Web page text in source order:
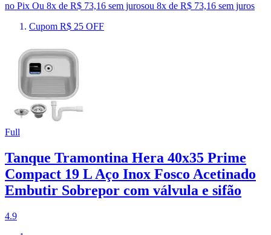
no Pix Ou 8x de R$ 73,16 sem jurosou 8x de R$ 73,16 sem juros
Cupom R$ 25 OFF
Full
Tanque Tramontina Hera 40x35 Prime
Compact 19 L Aço Inox Fosco Acetinado
Embutir Sobrepor com válvula e sifão
4.9